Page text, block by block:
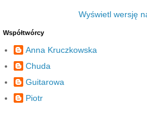
Wyświetl wersję
Współtwórcy
Anna Kruczkowska
Chuda
Guitarowa
Piotr